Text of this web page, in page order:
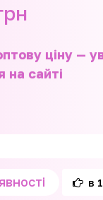
ціну —
на сайті
в